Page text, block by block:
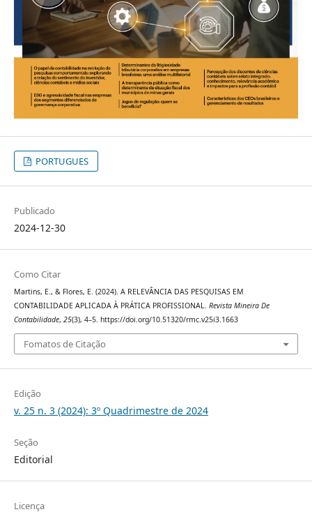
PORTUGUES
Publicado
2024-12-30
Como Citar
Martins, E., & Flores, E. (2024). A RELEVÂNCIA DAS PESQUISAS EM
CONTABILIDADE APLICADA À PRÁTICA PROFISSIONAL. Revista Mineira De
Contabilidade, 25(3), 4–5. https://doi.org/10.51320/rmc.v25i3.1663
Fomatos de Citação
Edição
v. 25 n. 3 (2024): 3º Quadrimestre de 2024
Seção
Editorial
Licença